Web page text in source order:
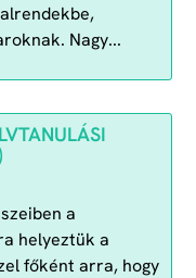
Nagy...
a
helyeztük a
főként arra, hogy